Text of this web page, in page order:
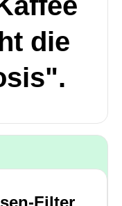
die
Filter